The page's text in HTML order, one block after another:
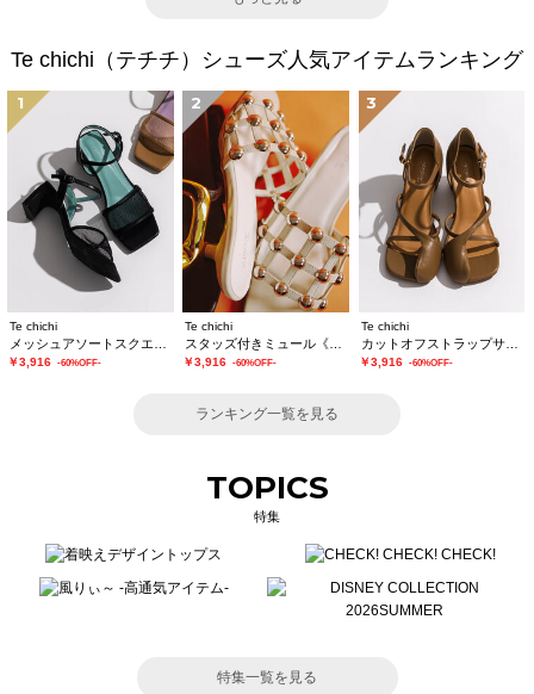
Te chichi（テチチ）シューズ人気アイテムランキング
1
Te chichi
￥3,916 -60%OFF-
2
Te chichi
￥3,916 -60%OFF-
3
Te chichi
カットオフストラップサンダル《2026 SUMMER LOOK item》
￥3,916 -60%OFF-
ランキング一覧を見る
TOPICS
特集
特集一覧を見る